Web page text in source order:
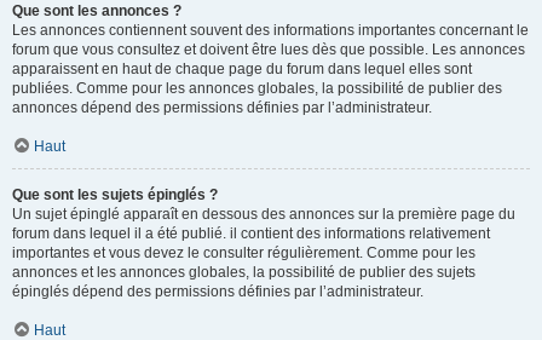
Que sont les annonces ?
Les annonces contiennent souvent des informations importantes concernant le
forum que vous consultez et doivent être lues dès que possible. Les annonces
apparaissent en haut de chaque page du forum dans lequel elles sont
publiées. Comme pour les annonces globales, la possibilité de publier des
annonces dépend des permissions définies par l’administrateur.
Haut
Que sont les sujets épinglés ?
Un sujet épinglé apparaît en dessous des annonces sur la première page du
forum dans lequel il a été publié. il contient des informations relativement
importantes et vous devez le consulter régulièrement. Comme pour les
annonces et les annonces globales, la possibilité de publier des sujets
épinglés dépend des permissions définies par l’administrateur.
Haut